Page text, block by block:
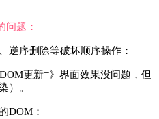
问题：
逆序删除等破坏顺序操作：
更新=》界面效果没问题，但
） 。
DOM：